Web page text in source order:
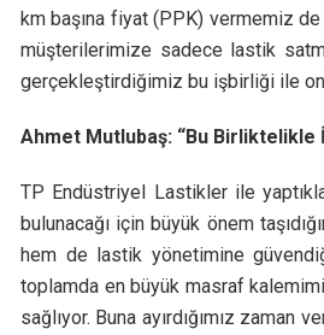
km başına fiyat (PPK) vermemiz
müşterilerimize sadece lastik
gerçekleştirdiğimiz bu işbirliği ile
Ahmet Mutlubaş: “Bu
TP Endüstriyel Lastikler ile
bulunacağı için büyük önem
hem de lastik yönetimine
toplamda en büyük masraf
sağlıyor. Buna ayırdığımız